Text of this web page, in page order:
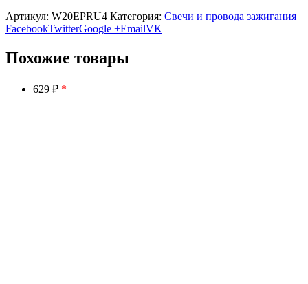
Артикул: W20EPRU4 Категория: Свечи и провода зажигания
FacebookTwitterGoogle +EmailVK
Похожие товары
629 ₽ *